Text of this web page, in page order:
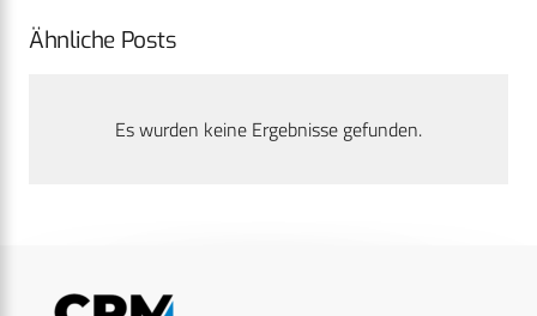
Ähnliche Posts
Es wurden keine Ergebnisse gefunden.